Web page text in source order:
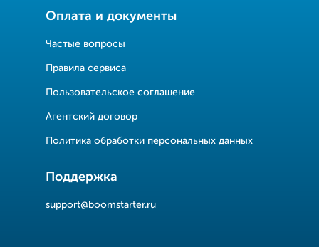
Оплата и документы
Частые вопросы
Правила сервиса
Пользовательское соглашение
Агентский договор
Политика обработки персональных данных
Поддержка
support@boomstarter.ru